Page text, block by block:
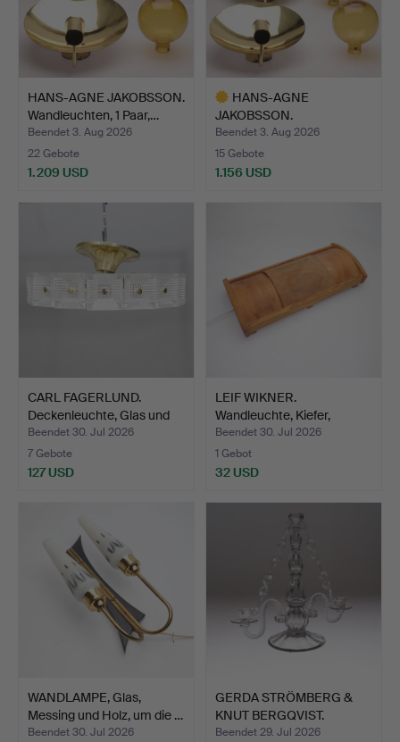
HANS-AGNE JAKOBSSON.
Wandleuchten, 1 Paar,…
Beendet 3. Aug 2026
22 Gebote
1.209 USD
HANS-AGNE
JAKOBSSON.
Wandleuchten, Messing…
Beendet 3. Aug 2026
15 Gebote
1.156 USD
CARL FAGERLUND.
Deckenleuchte, Glas und
Me…
Beendet 30. Jul 2026
7 Gebote
127 USD
LEIF WIKNER.
Wandleuchte, Kiefer,
Persåsen…
Beendet 30. Jul 2026
1 Gebot
32 USD
WANDLAMPE, Glas,
Messing und Holz, um die …
Beendet 30. Jul 2026
GERDA STRÖMBERG &
KNUT BERGQVIST.
Kandelab…
Beendet 29. Jul 2026